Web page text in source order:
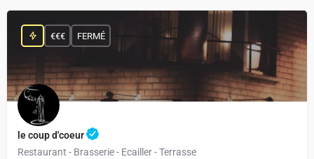
le coup d'coeur
Restaurant - Brasserie - Ecailler - Terrasse
€€€ FERMÉ